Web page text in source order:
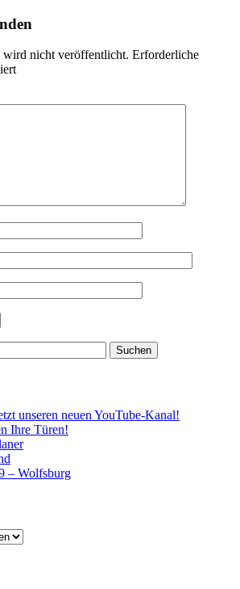
nicht veröffentlicht. Erforderliche
unseren neuen YouTube-Kanal!
Ihre Türen!
– Wolfsburg